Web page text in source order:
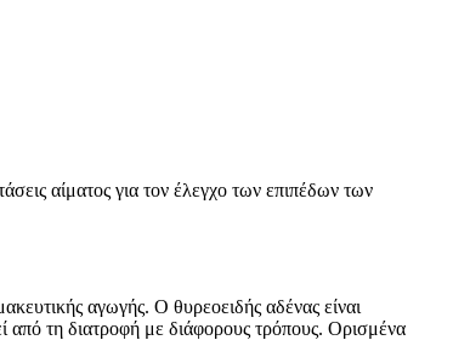
αίματος για τον έλεγχο των επιπέδων των
αγωγής. Ο θυρεοειδής αδένας είναι
από τη διατροφή με διάφορους τρόπους. Ορισμένα